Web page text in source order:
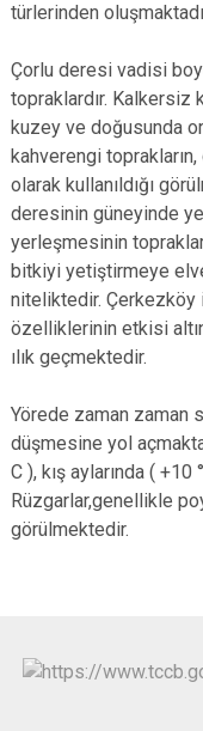
türlerinden
Çorlu deresi vadisi
topraklardır. Kalkersiz
kuzey ve doğusunda
kahverengi
olarak kullanıldığı
deresinin güneyinde
yerleşmesinin
bitkiyi yetiştirmeye
niteliktedir. Çerkezköy
özelliklerinin etkisi
ılık geçmektedir.
Yörede zaman zaman
düşmesine yol
C ), kış aylarında (
Rüzgarlar,genellikle
görülmektedir.